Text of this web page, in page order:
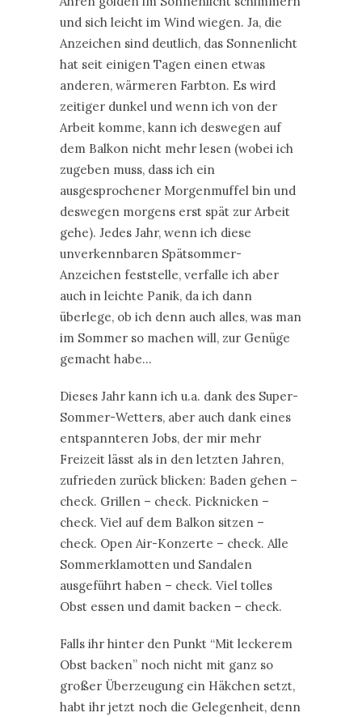
und sich leicht im Wind wiegen. Ja, die
Anzeichen sind deutlich, das Sonnenlicht
hat seit einigen Tagen einen etwas
anderen, wärmeren Farbton. Es wird
zeitiger dunkel und wenn ich von der
Arbeit komme, kann ich deswegen auf
dem Balkon nicht mehr lesen (wobei ich
zugeben muss, dass ich ein
ausgesprochener Morgenmuffel bin und
deswegen morgens erst spät zur Arbeit
gehe). Jedes Jahr, wenn ich diese
unverkennbaren Spätsommer-
Anzeichen feststelle, verfalle ich aber
auch in leichte Panik, da ich dann
überlege, ob ich denn auch alles, was man
im Sommer so machen will, zur Genüge
gemacht habe…
Dieses Jahr kann ich u.a. dank des Super-
Sommer-Wetters, aber auch dank eines
entspannteren Jobs, der mir mehr
Freizeit lässt als in den letzten Jahren,
zufrieden zurück blicken: Baden gehen –
check. Grillen – check. Picknicken –
check. Viel auf dem Balkon sitzen –
check. Open Air-Konzerte – check. Alle
Sommerklamotten und Sandalen
ausgeführt haben – check. Viel tolles
Obst essen und damit backen – check.
Falls ihr hinter den Punkt “Mit leckerem
Obst backen” noch nicht mit ganz so
großer Überzeugung ein Häkchen setzt,
habt ihr jetzt noch die Gelegenheit, denn